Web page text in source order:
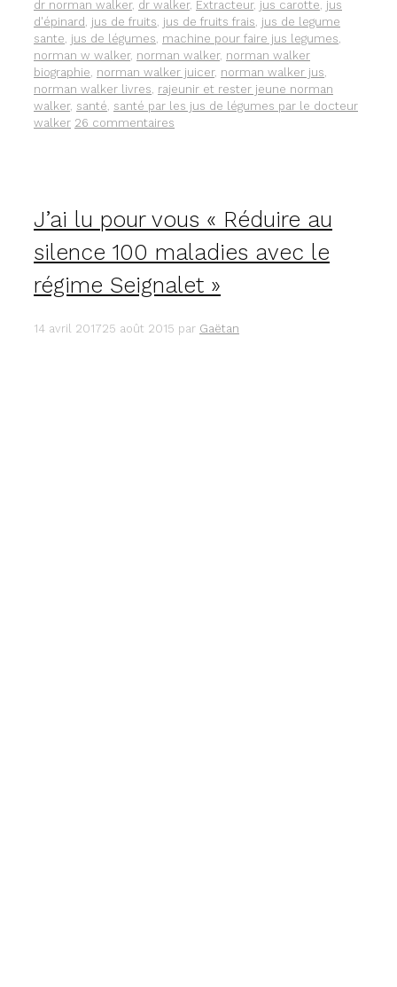
SANTÉ
PAR
LES
JUS
FRAIS
DE
LÉGUMES
L’AI
POUR
!
dr norman walker, dr walker, Extracteur, jus carotte, jus
d'épinard , jus de fruits, jus de fruits frais, jus de legume
sante, jus de légumes, machine pour faire jus legumes,
norman w walker, norman walker, norman walker
biographie, norman walker juicer, norman walker jus,
norman walker livres, rajeunir et rester jeune norman
walker, santé, santé par les jus de légumes par le docteur
walker 26 commentaires
J’ai lu pour vous « Réduire au
silence 100 maladies avec le
régime Seignalet »
14 avril 201725 août 2015 par Gaëtan